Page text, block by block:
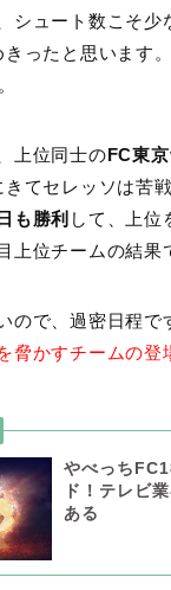
シュート数こそ少
ったと思います
上位同士のFC東
きてセレッソは苦
も勝利 して、上位
上位チームの結果
ので、過密日程で
脅かすチームの登
やべっち
ド！テレビ
ある